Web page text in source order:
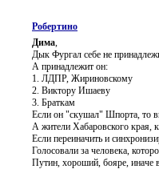
Робертино
Дима
Дык Фургал себе не
А принадлежит он:
1. ЛДПР, Жириновскому
2. Виктору Ишаеву
3. Браткам
Если он "скушал" Шпорта, то
А жители Хабаровского края,
Если переиначить и
Голосовали за человека,
Путин, хороший, бояре, иначе